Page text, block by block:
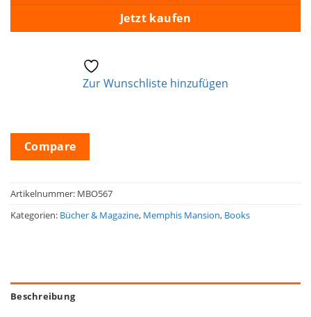
Jetzt kaufen
Zur Wunschliste hinzufügen
Compare
Artikelnummer: MBO567
Kategorien: Bücher & Magazine, Memphis Mansion, Books
Beschreibung